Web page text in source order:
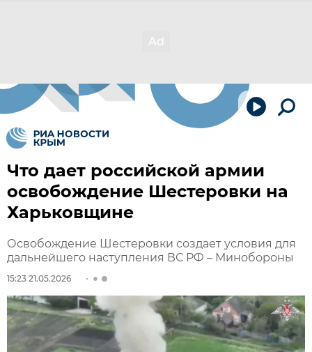
Что дает российской армии
освобождение Шестеровки на
Харьковщине
Освобождение Шестеровки создает условия для
дальнейшего наступления ВС РФ – Минобороны
15:23 21.05.2026